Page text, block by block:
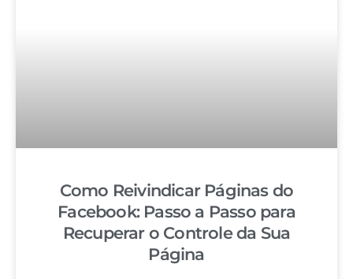
Como Reivindicar Páginas do
Facebook: Passo a Passo para
Recuperar o Controle da Sua
Página